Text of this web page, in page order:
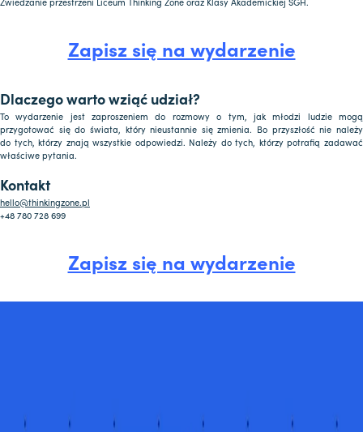
Zapisz się na wydarzenie
Dlaczego warto wziąć udział?
To wydarzenie jest zaproszeniem do rozmowy o tym, jak młodzi ludzie mogą
przygotować się do świata, który nieustannie się zmienia. Bo przyszłość nie należy
do tych, którzy znają wszystkie odpowiedzi. Należy do tych, którzy potrafią zadawać
właściwe pytania.
Kontakt
hello@thinkingzone.pl
+48 780 728 699
Zapisz się na wydarzenie